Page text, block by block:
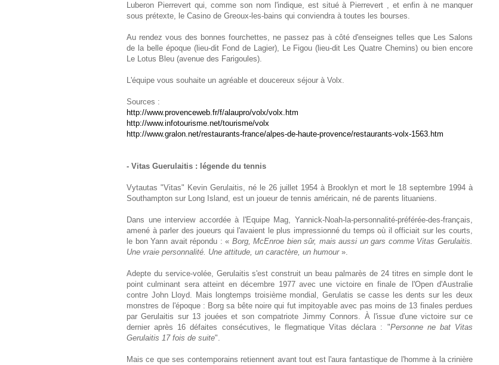
Luberon Pierrevert qui, comme son nom l'indique, est situé à Pierrevert , et enfin à ne manquer
sous prétexte, le Casino de Greoux-les-bains qui conviendra à toutes les bourses.
Au rendez vous des bonnes fourchettes, ne passez pas à côté d'enseignes telles que Les Salons
de la belle époque (lieu-dit Fond de Lagier), Le Figou (lieu-dit Les Quatre Chemins) ou bien encore
Le Lotus Bleu (avenue des Farigoules).
L'équipe vous souhaite un agréable et doucereux séjour à Volx.
Sources :
http://www.provenceweb.fr/f/alaupro/volx/volx.htm
http://www.infotourisme.net/tourisme/volx
http://www.gralon.net/restaurants-france/alpes-de-haute-provence/restaurants-volx-1563.htm
- Vitas Guerulaitis : légende du tennis
Vytautas "Vitas" Kevin Gerulaitis, né le 26 juillet 1954 à Brooklyn et mort le 18 septembre 1994 à
Southampton sur Long Island, est un joueur de tennis américain, né de parents lituaniens.
Dans une interview accordée à l'Equipe Mag, Yannick-Noah-la-personnalité-préférée-des-français,
amené à parler des joueurs qui l'avaient le plus impressionné du temps où il officiait sur les courts,
le bon Yann avait répondu : « Borg, McEnroe bien sûr, mais aussi un gars comme Vitas Gerulaitis.
Une vraie personnalité. Une attitude, un caractère, un humour».
Adepte du service-volée, Gerulaitis s'est construit un beau palmarès de 24 titres en simple dont le
point culminant sera atteint en décembre 1977 avec une victoire en finale de l'Open d'Australie
contre John Lloyd. Mais longtemps troisième mondial, Gerulatis se casse les dents sur les deux
monstres de l'époque : Borg sa bête noire qui fut impitoyable avec pas moins de 13 finales perdues
par Gerulaitis sur 13 jouées et son compatriote Jimmy Connors. À l'issue d'une victoire sur ce
dernier après 16 défaites consécutives, le flegmatique Vitas déclara : "Personne ne bat Vitas
Gerulaitis 17 fois de suite".
Mais ce que ses contemporains retiennent avant tout est l'aura fantastique de l'homme à la crinière